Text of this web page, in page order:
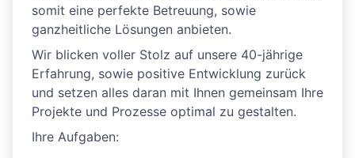
somit eine perfekte Betreuung, sowie
ganzheitliche Lösungen anbieten.
Wir blicken voller Stolz auf unsere 40-jährige
Erfahrung, sowie positive Entwicklung zurück
und setzen alles daran mit Ihnen gemeinsam Ihre
Projekte und Prozesse optimal zu gestalten.
Ihre Aufgaben: